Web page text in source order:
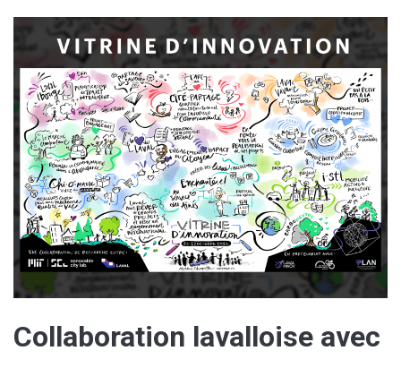
Collaboration lavalloise avec